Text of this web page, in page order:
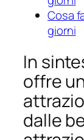
Cosa
giorni
In
offre
dalle